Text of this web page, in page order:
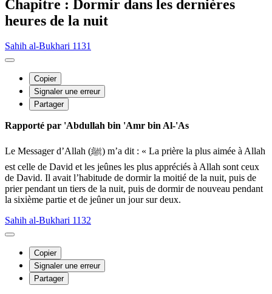
Chapitre : Dormir dans les dernières
heures de la nuit
Sahih al-Bukhari 1131
Copier
Signaler une erreur
Partager
Rapporté par 'Abdullah bin 'Amr bin Al-'As
Le Messager d’Allah (ﷺ) m’a dit : « La prière la plus aimée à Allah
est celle de David et les jeûnes les plus appréciés à Allah sont ceux
de David. Il avait l’habitude de dormir la moitié de la nuit, puis de
prier pendant un tiers de la nuit, puis de dormir de nouveau pendant
la sixième partie et de jeûner un jour sur deux.
Sahih al-Bukhari 1132
Copier
Signaler une erreur
Partager